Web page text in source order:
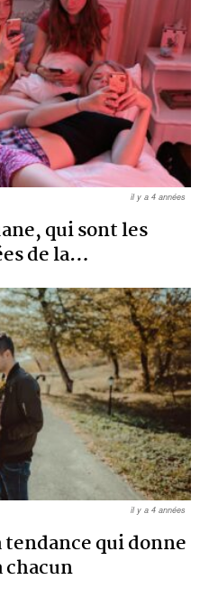
qui sont les
de la…
il y a 4 années
qui donne
chacun
il y a 4 années